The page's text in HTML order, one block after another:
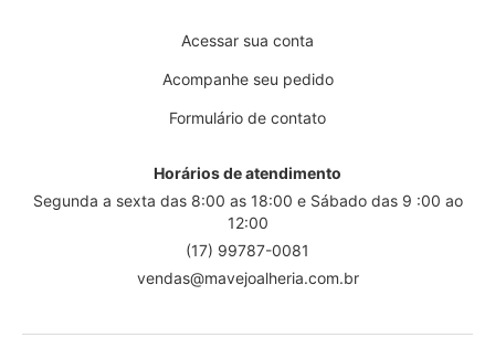
Acessar sua conta
Acompanhe seu pedido
Formulário de contato
Horários de atendimento
Segunda a sexta das 8:00 as 18:00 e Sábado das 9 :00 ao
12:00
(17) 99787-0081
vendas@mavejoalheria.com.br